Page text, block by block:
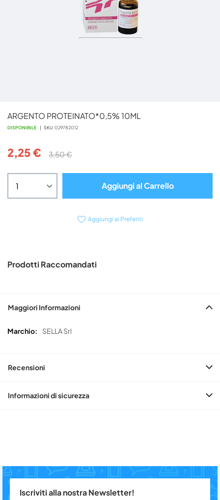
ARGENTO PROTEINATO*0,5% 10ML
DISPONIBILE SKU 029782012
2,25 € 3,50 €
Aggiungi al Carrello
Aggiungi ai Preferiti
all'inizio
della
immagini
Prodotti Raccomandati
Maggiori Informazioni
Maggiori
SELLA Srl
Recensioni
Informazioni di sicurezza
Iscriviti alla nostra Newsletter!